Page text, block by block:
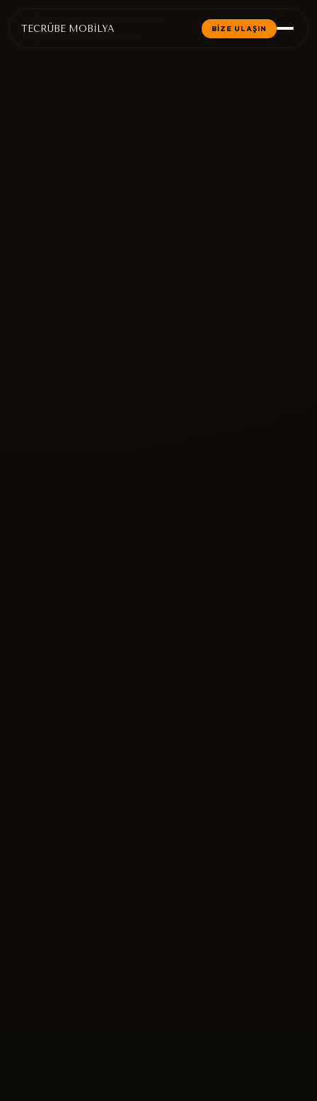
TECRÜBE MOBİLYA BİZE ULAŞIN